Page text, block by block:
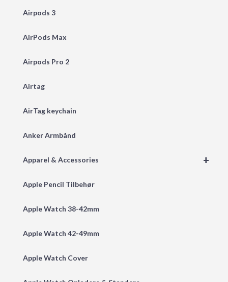
Airpods 3
AirPods Max
Airpods Pro 2
Airtag
AirTag keychain
Anker Armbånd
+
Apparel & Accessories
Apple Pencil Tilbehør
Apple Watch 38-42mm
Apple Watch 42-49mm
Apple Watch Cover